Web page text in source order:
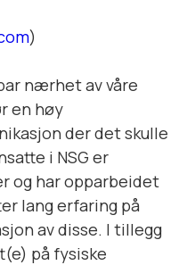
)
nærhet av våre
en høy
der det skulle
i NSG er
og har opparbeidet
lang erfaring på
av disse. I tillegg
på fysiske